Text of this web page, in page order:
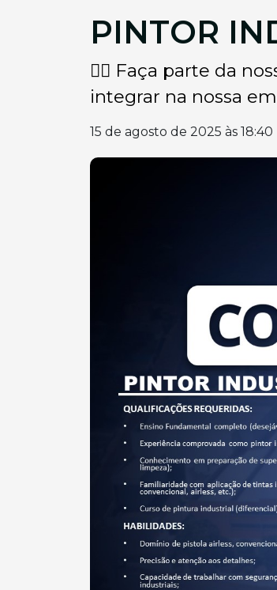
PINTOR
👉🏽 Faça parte da
integrar na nossa
15 de agosto de 2025 às 18:40